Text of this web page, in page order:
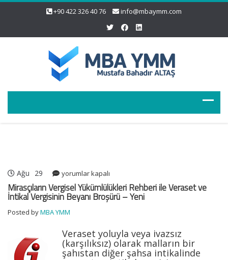
+90 422 326 40 76 info@mbaymm.com
Ağu 29
Mirasçıların
Vergisel
Yükümlülükleri
Rehberi
ile
ve
İntikal
yorumlar kapalı
Mirasçıların Vergisel Yükümlülükleri Rehberi ile Veraset ve
İntikal Vergisinin Beyanı Broşürü – Yeni
Posted byMBA YMM
Veraset yoluyla veya ivazsız
(karşılıksız) olarak malların bir
şahıstan diğer şahsa intikalinde